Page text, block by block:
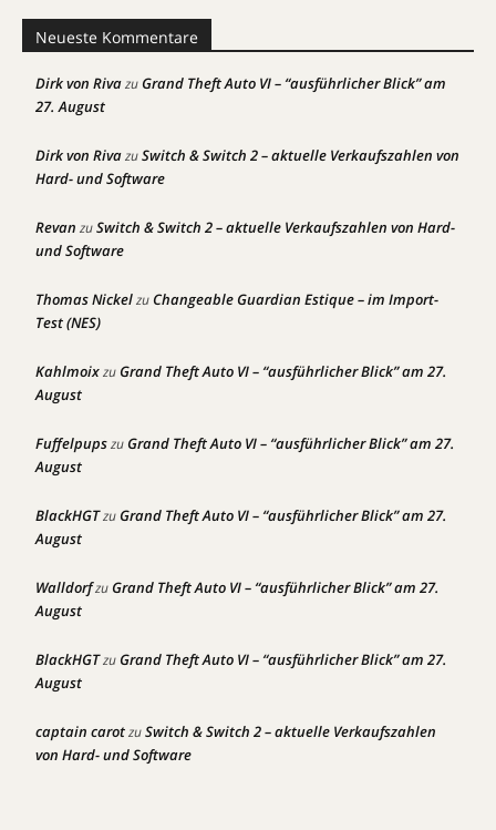
Neueste Kommentare
Dirk von RivazuGrand Theft Auto VI – “ausführlicher Blick” am
27. August
Dirk von RivazuSwitch & Switch 2 – aktuelle Verkaufszahlen von
Hard- und Software
Revan zuSwitch & Switch 2 – aktuelle Verkaufszahlen von Hard-
und Software
Thomas NickelzuChangeable Guardian Estique – im Import-
Test (NES)
KahlmoixzuGrand Theft Auto VI – “ausführlicher Blick” am 27.
August
FuffelpupszuGrand Theft Auto VI – “ausführlicher Blick” am 27.
August
BlackHGTzuGrand Theft Auto VI – “ausführlicher Blick” am 27.
August
WalldorfzuGrand Theft Auto VI – “ausführlicher Blick” am 27.
August
BlackHGTzuGrand Theft Auto VI – “ausführlicher Blick” am 27.
August
captain carotzuSwitch & Switch 2 – aktuelle Verkaufszahlen
von Hard- und Software